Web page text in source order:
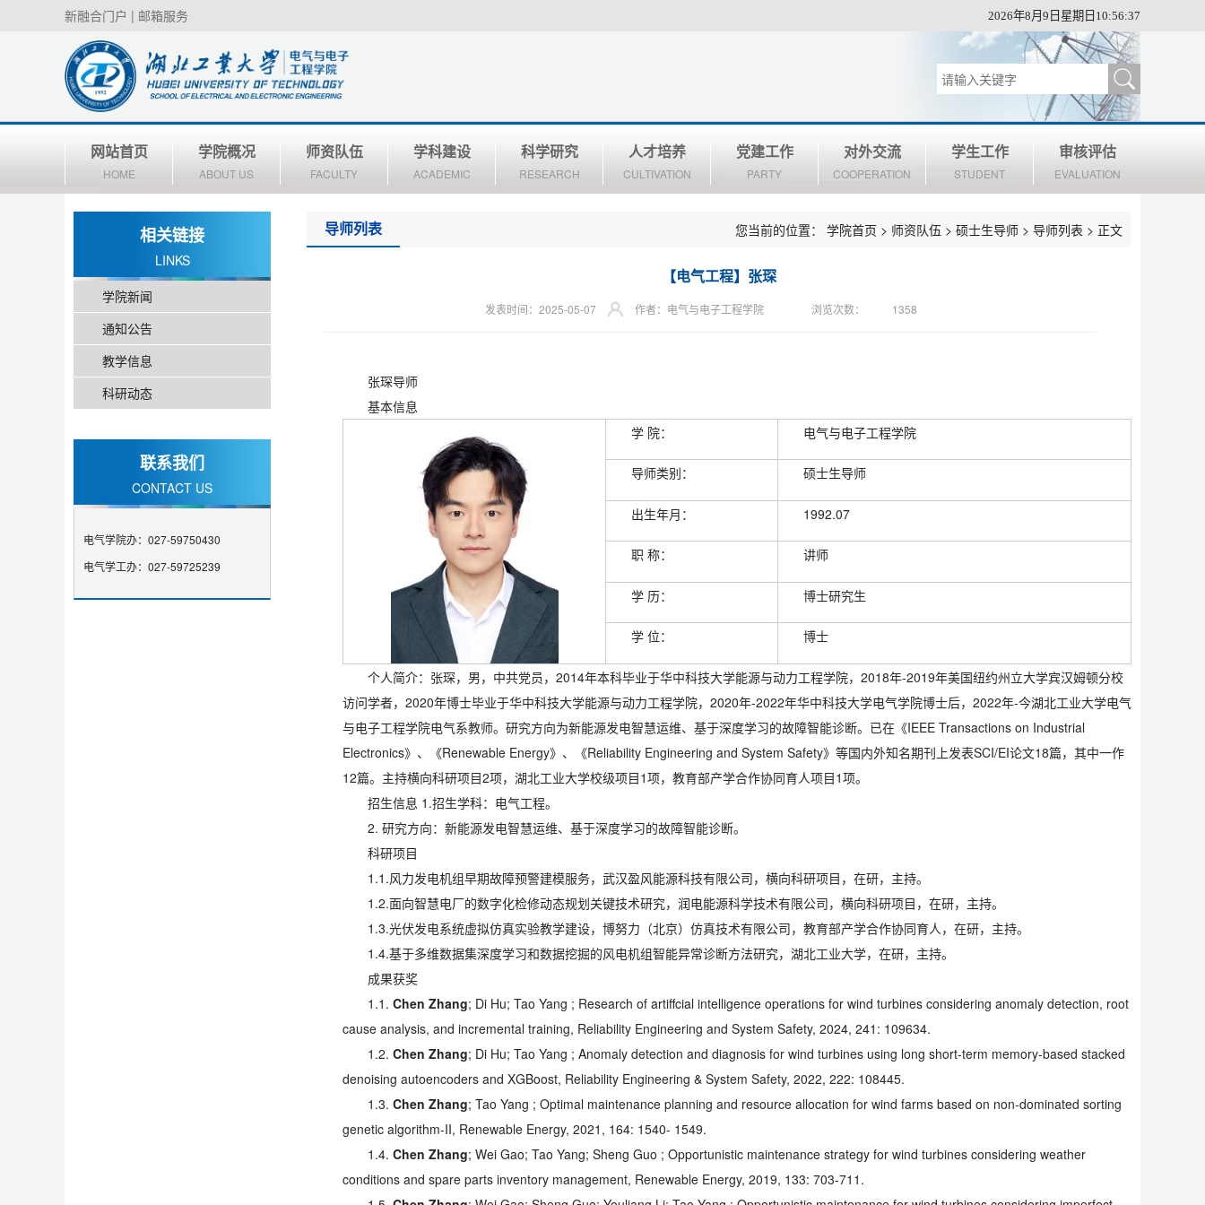
新融合门户 | 邮箱服务 2026年8月9日星期日10:56:38
网站首页
HOME
学院概况
ABOUT US
师资队伍
FACULTY
学科建设
ACADEMIC
科学研究
RESEARCH
人才培养
CULTIVATION
党建工作
PARTY
对外交流
COOPERATION
学生工作
STUDENT
审核评估
EVALUATION
相关链接
LINKS
学院新闻
通知公告
教学信息
科研动态
联系我们
CONTACT US
电气学院办：027-59750430
电气学工办：027-59725239
导师列表 您当前的位置： 学院首页 > 师资队伍 > 硕士生导师 > 导师列表 > 正文
【电气工程】张琛
发表时间：2025-05-07 作者：电气与电子工程学院 浏览次数： 1358
张琛导师
基本信息
学 院：
电气与电子工程学院
导师类别： 硕士生导师
出生年月： 1992.07
职 称： 讲师
学 历： 博士研究生
学 位： 博士
个人简介：张琛，男，中共党员，2014年本科毕业于华中科技大学能源与动力工程学院，2018年-2019年美国纽约州立大学宾汉姆顿分校
访问学者，2020年博士毕业于华中科技大学能源与动力工程学院，2020年-2022年华中科技大学电气学院博士后，2022年-今湖北工业大学电气
与电子工程学院电气系教师。研究方向为新能源发电智慧运维、基于深度学习的故障智能诊断。已在《IEEE Transactions on Industrial
Electronics》、《Renewable Energy》、《Reliability Engineering and System Safety》等国内外知名期刊上发表SCI/EI论文18篇，其中一作
12篇。主持横向科研项目2项，湖北工业大学校级项目1项，教育部产学合作协同育人项目1项。
招生信息 1.招生学科：电气工程。
2. 研究方向： 新能源发电智慧运维、基于深度学习的故障智能诊断。
科研项目
1.1.风力发电机组早期故障预警建模服务，武汉盈风能源科技有限公司，横向科研项目，在研，主持。
1.2.面向智慧电厂的数字化检修动态规划关键技术研究，润电能源科学技术有限公司，横向科研项目，在研，主持。
1.3.光伏发电系统虚拟仿真实验教学建设，博努力（北京）仿真技术有限公司，教育部产学合作协同育人，在研，主持。
1.4.基于多维数据集深度学习和数据挖掘的风电机组智能异常诊断方法研究，湖北工业大学，在研，主持。
成果获奖
1.1. Chen Zhang; Di Hu; Tao Yang ; Research of artiffcial intelligence operations for wind turbines considering anomaly detection, root
cause analysis, and incremental training, Reliability Engineering and System Safety, 2024, 241: 109634.
1.2. Chen Zhang; Di Hu; Tao Yang ; Anomaly detection and diagnosis for wind turbines using long short-term memory-based stacked
denoising autoencoders and XGBoost, Reliability Engineering & System Safety, 2022, 222: 108445.
1.3. Chen Zhang; Tao Yang ; Optimal maintenance planning and resource allocation for wind farms based on non-dominated sorting
genetic algorithm-ΙΙ, Renewable Energy, 2021, 164: 1540- 1549.
1.4. Chen Zhang; Wei Gao; Tao Yang; Sheng Guo ; Opportunistic maintenance strategy for wind turbines considering weather
conditions and spare parts inventory management, Renewable Energy, 2019, 133: 703-711.